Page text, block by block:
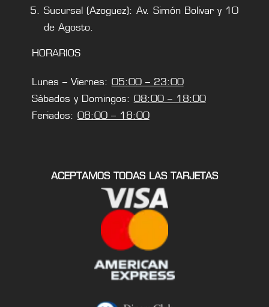
Sucursal (Azoguez): Av. Simón Bolivar y 10
de Agosto.
HORARIOS
Lunes – Viernes: 05:00 – 23:00
Sábados y Domingos: 08:00 – 18:00
Feriados: 08:00 – 18:00
ACEPTAMOS TODAS LAS TARJETAS